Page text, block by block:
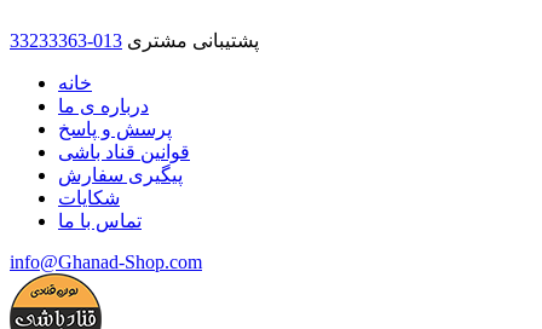
33233363-013 پشتیبانی مشتری
خانه
درباره ی ما
پرسش و پاسخ
قوانین قناد باشی
پیگیری سفارش
شکایات
تماس با ما
info@Ghanad-Shop.com